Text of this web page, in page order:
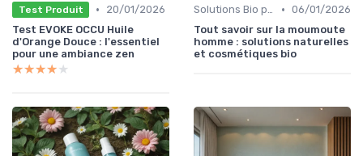
Test Produit •
20/01/2026
Test EVOKE OCCU Huile
d'Orange Douce : l'essentiel
pour une ambiance zen
★★★★★
★★★★★
Solutions Bio pour Problèmes de Peau • 06/01/2026
Tout savoir sur la moumoute
homme : solutions naturelles
et cosmétiques bio